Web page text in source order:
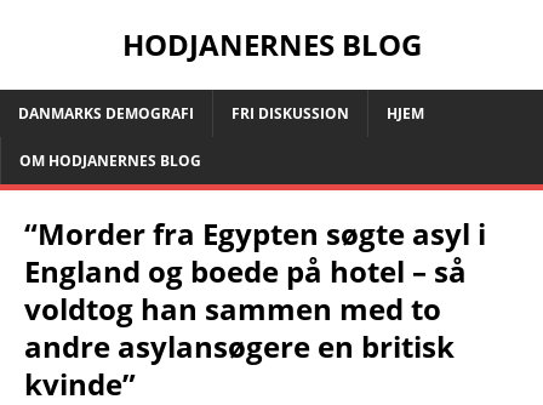
HODJANERNES BLOG
DANMARKS DEMOGRAFI FRI DISKUSSION HJEM
OM HODJANERNES BLOG
“Morder fra Egypten søgte asyl i
England og boede på hotel – så
voldtog han sammen med to
andre asylansøgere en britisk
kvinde”